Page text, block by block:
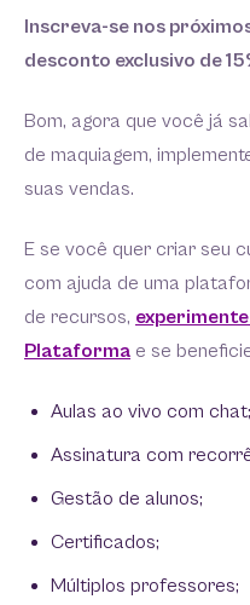
Inscreva-se nos
desconto exclusivo de
Bom, agora que você já
de maquiagem,
suas vendas.
E se você quer criar seu
com ajuda de uma
de recursos,
Plataforma e se
Aulas ao vivo com chat;
Assinatura com
Gestão de alunos;
Certificados;
Múltiplos professores;